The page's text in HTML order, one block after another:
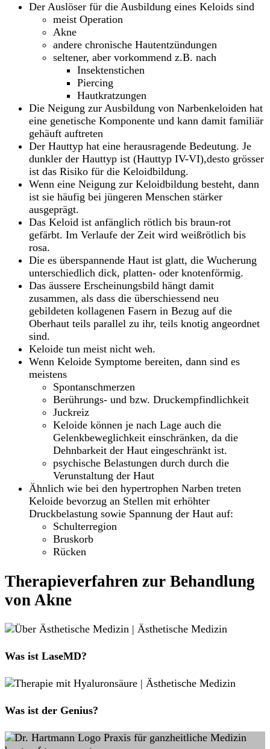
Der Auslöser für die Ausbildung eines Keloids sind
meist Operation
Akne
andere chronische Hautentzündungen
seltener, aber vorkommend z.B. nach
Insektenstichen
Piercing
Hautkratzungen
Die Neigung zur Ausbildung von Narbenkeloiden hat
eine genetische Komponente und kann damit familiär
gehäuft auftreten
Der Hauttyp hat eine herausragende Bedeutung. Je
dunkler der Hauttyp ist (Hauttyp IV-VI),desto grösser
ist das Risiko für die Keloidbildung.
Wenn eine Neigung zur Keloidbildung besteht, dann
ist sie häufig bei jüngeren Menschen stärker
ausgeprägt.
Das Keloid ist anfänglich rötlich bis braun-rot
gefärbt. Im Verlaufe der Zeit wird weißrötlich bis
rosa.
Die es überspannende Haut ist glatt, die Wucherung
unterschiedlich dick, platten- oder knotenförmig.
Das äussere Erscheinungsbild hängt damit
zusammen, als dass die überschiessend neu
gebildeten kollagenen Fasern in Bezug auf die
Oberhaut teils parallel zu ihr, teils knotig angeordnet
sind.
Keloide tun meist nicht weh.
Wenn Keloide Symptome bereiten, dann sind es
meistens
Spontanschmerzen
Berührungs- und bzw. Druckempfindlichkeit
Juckreiz
Keloide können je nach Lage auch die
Gelenkbeweglichkeit einschränken, da die
Dehnbarkeit der Haut eingeschränkt ist.
psychische Belastungen durch durch die
Verunstaltung der Haut
Ähnlich wie bei den hypertrophen Narben treten
Keloide bevorzug an Stellen mit erhöhter
Druckbelastung sowie Spannung der Haut auf:
Schulterregion
Bruskorb
Rücken
Therapieverfahren zur Behandlung
von Akne
Was ist LaseMD?
Was ist der Genius?